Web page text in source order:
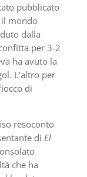
pubblicato
il mondo
dalla
per 3-2
ha avuto la
L’altro per
di
resoconto
di El
che ha